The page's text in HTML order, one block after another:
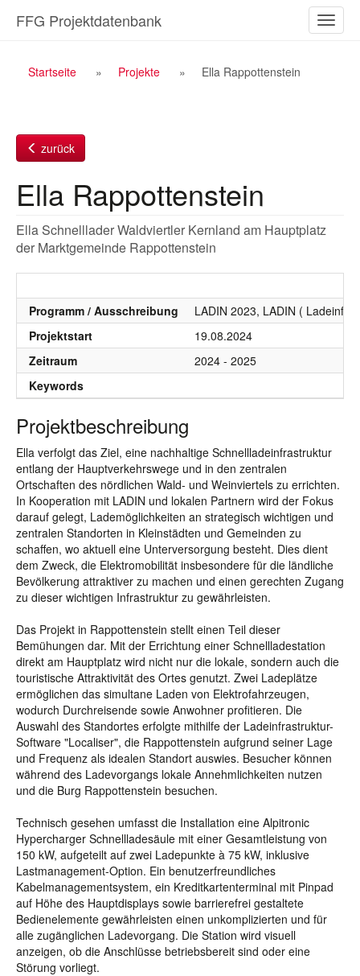
Inhalt
ein-/
FFG Projektdatenbank
Breadcrumb
Startseite Projekte Ella Rappottenstein
zurück
Ella Rappottenstein
Ella Schnelllader Waldviertler Kernland am Hauptplatz
der Marktgemeinde Rappottenstein
Programm / Ausschreibung
LADIN 2023, LADIN (
Projektstart
19.08.2024
Zeitraum
2024 - 2025
Keywords
Projektbeschreibung
Ella verfolgt das Ziel, eine nachhaltige Schnellladeinfrastruktur
entlang der Hauptverkehrswege und in den zentralen
Ortschaften des nördlichen Wald- und Weinviertels zu errichten.
In Kooperation mit LADIN und lokalen Partnern wird der Fokus
darauf gelegt, Lademöglichkeiten an strategisch wichtigen und
zentralen Standorten in Kleinstädten und Gemeinden zu
schaffen, wo aktuell eine Unterversorgung besteht. Dies dient
dem Zweck, die Elektromobilität insbesondere für die ländliche
Bevölkerung attraktiver zu machen und einen gerechten Zugang
zu dieser wichtigen Infrastruktur zu gewährleisten.
Das Projekt in Rappottenstein stellt einen Teil dieser
Bemühungen dar. Mit der Errichtung einer Schnellladestation
direkt am Hauptplatz wird nicht nur die lokale, sondern auch die
touristische Attraktivität des Ortes genutzt. Zwei Ladeplätze
ermöglichen das simultane Laden von Elektrofahrzeugen,
wodurch Durchreisende sowie Anwohner profitieren. Die
Auswahl des Standortes erfolgte mithilfe der Ladeinfrastruktur-
Software "Localiser", die Rappottenstein aufgrund seiner Lage
und Frequenz als idealen Standort auswies. Besucher können
während des Ladevorgangs lokale Annehmlichkeiten nutzen
und die Burg Rappottenstein besuchen.
Technisch gesehen umfasst die Installation eine Alpitronic
Hypercharger Schnellladesäule mit einer Gesamtleistung von
150 kW, aufgeteilt auf zwei Ladepunkte à 75 kW, inklusive
Lastmanagement-Option. Ein benutzerfreundliches
Kabelmanagementsystem, ein Kreditkartenterminal mit Pinpad
auf Höhe des Hauptdisplays sowie barrierefrei gestaltete
Bedienelemente gewährleisten einen unkomplizierten und für
alle zugänglichen Ladevorgang. Die Station wird visuell
anzeigen, ob die Anschlüsse betriebsbereit sind oder eine
Störung vorliegt.